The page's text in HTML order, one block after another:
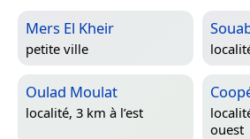
Mers El Kheir
petite ville
Oulad Moulat
localité, 3 km à l’est
ouest